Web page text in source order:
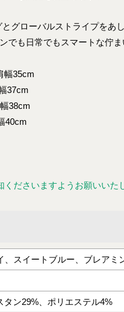
グローバルストライプをあ
でも日常でもスマートな佇
35cm
37cm
38cm
40cm
ださいますようお願いいた
、スイートブルー、ブレアミ
タン29%、ポリエステル4%